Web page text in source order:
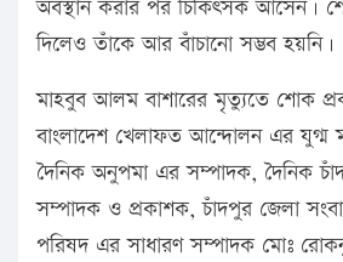
অবস্থান করার পর চিকিৎসক আসেন।
দিলেও তাঁকে আর বাঁচানো সম্ভব হয়নি।
মাহবুব আলম বাশারের মৃত্যুতে শোক
বাংলাদেশ খেলাফত আন্দোলন এর যুগ্ম
দৈনিক অনুপমা এর সম্পাদক, দৈনিক
সম্পাদক ও প্রকাশক, চাঁদপুর জেলা
পরিষদ এর সাধারণ সম্পাদক মোঃ